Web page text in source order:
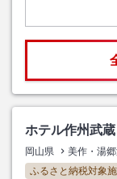
ホテル作州武蔵
岡山県 美作・湯
ふるさと納税対象